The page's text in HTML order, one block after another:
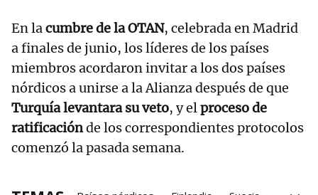
En lacumbre de la OTAN, celebrada en Madrid
a finales de junio, los líderes de los países
miembros acordaron invitar a los dos países
nórdicos a unirse a la Alianza después de que
Turquía levantara su veto, y elproceso de
ratificaciónde los correspondientes protocolos
comenzó la pasada semana.